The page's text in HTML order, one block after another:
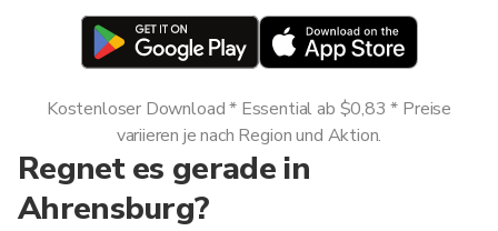
Regnet es gerade in
Ahrensburg?
Kostenloser Download * Essential ab $0,83 * Preise
variieren je nach Region und Aktion.